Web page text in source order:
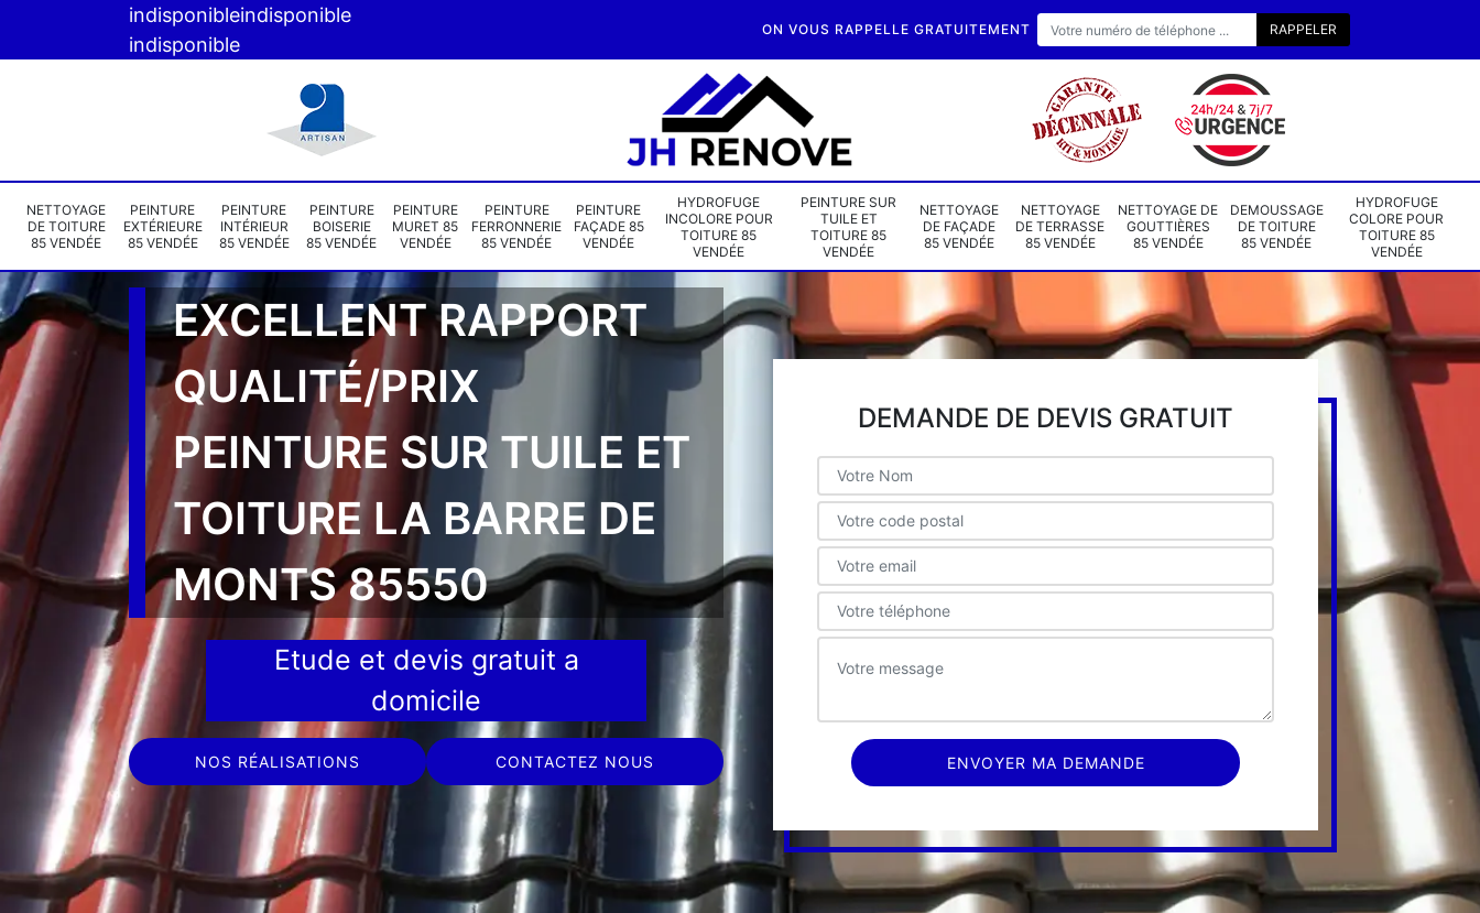
indisponibleindisponible
indisponible
ON VOUS RAPPELLE GRATUITEMENT
NETTOYAGE
DE TOITURE
85 VENDÉE
PEINTURE
EXTÉRIEURE
85 VENDÉE
PEINTURE
INTÉRIEUR
85 VENDÉE
PEINTURE
BOISERIE
85 VENDÉE
PEINTURE
MURET 85
VENDÉE
PEINTURE
FERRONNERIE
85 VENDÉE
PEINTURE
FAÇADE 85
VENDÉE
HYDROFUGE
INCOLORE POUR
TOITURE 85
VENDÉE
PEINTURE SUR
TUILE ET
TOITURE 85
VENDÉE
NETTOYAGE
DE FAÇADE
85 VENDÉE
NETTOYAGE
DE TERRASSE
85 VENDÉE
NETTOYAGE DE
GOUTTIÈRES
85 VENDÉE
DEMOUSSAGE
DE TOITURE
85 VENDÉE
HYDROFUGE
COLORE POUR
TOITURE 85
VENDÉE
EXCELLENT RAPPORT
QUALITÉ/PRIX
PEINTURE SUR TUILE ET
TOITURE LA BARRE DE
MONTS 85550
Etude et devis gratuit a
domicile
NOS RÉALISATIONS CONTACTEZ NOUS
DEMANDE DE DEVIS GRATUIT